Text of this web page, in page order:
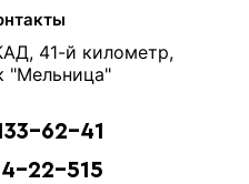
41-й километр,
"Мельница"
62-41
22-515